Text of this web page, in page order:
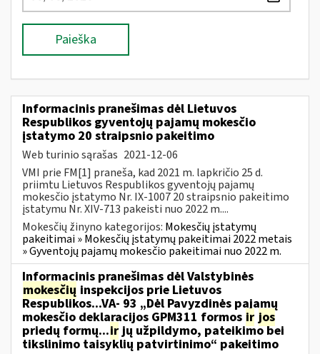
Paieška
Informacinis pranešimas dėl Lietuvos
Respublikos gyventojų pajamų mokesčio
įstatymo 20 straipsnio pakeitimo
Web turinio sąrašas 2021-12-06
VMI prie FM[1] praneša, kad 2021 m. lapkričio 25 d.
priimtu Lietuvos Respublikos gyventojų pajamų
mokesčio įstatymo Nr. IX-1007 20 straipsnio pakeitimo
įstatymu Nr. XIV-713 pakeisti nuo 2022 m....
Mokesčių žinyno kategorijos: Mokesčių įstatymų
pakeitimai » Mokesčių įstatymų pakeitimai 2022 metais
» Gyventojų pajamų mokesčio pakeitimai nuo 2022 m.
Informacinis pranešimas dėl Valstybinės
mokesčių inspekcijos prie Lietuvos
Respublikos...VA- 93 „Dėl Pavyzdinės pajamų
mokesčio deklaracijos GPM311 formos ir jos
priedų formų...irjų užpildymo, pateikimo bei
tikslinimo taisyklių patvirtinimo“ pakeitimo